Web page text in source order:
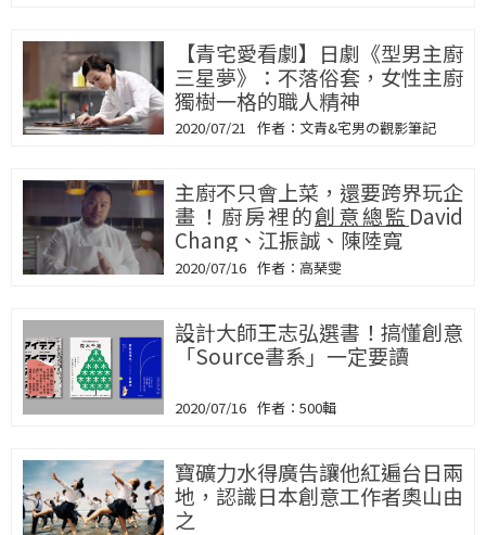
【青宅愛看劇】日劇《型男主廚
三星夢》：不落俗套，女性主廚
獨樹一格的職人精神
2020/07/21 文青&宅男の觀影筆記
主廚不只會上菜，還要跨界玩企
畫！廚房裡的創意總監 David
Chang、江振誠、陳陸寬
2020/07/16 高琹雯
設計大師王志弘選書！搞懂創意
「Source書系」一定要讀
2020/07/16 500輯
寶礦力水得廣告讓他紅遍台日兩
地，認識日本創意工作者奧山由
之